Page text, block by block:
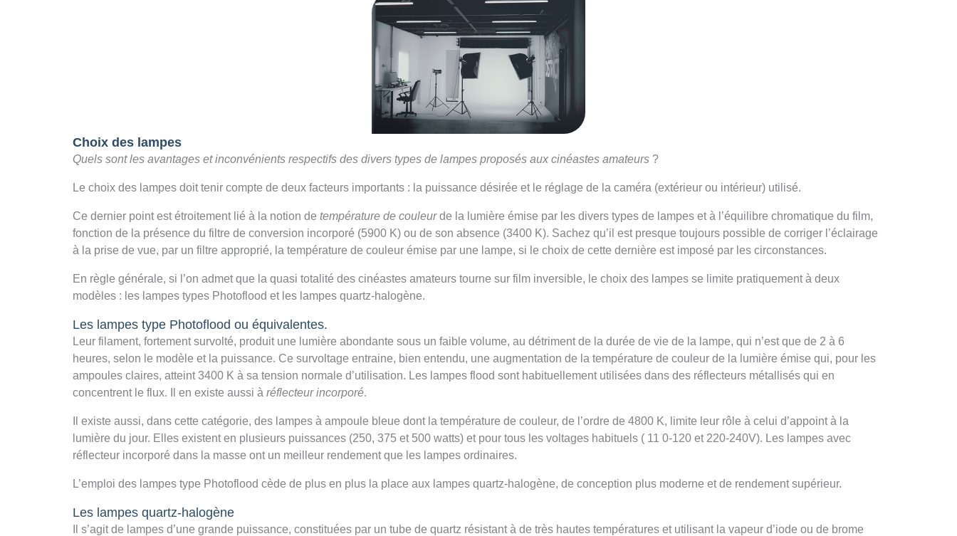
Choix des lampes
Quels sont les avantages et inconvénients respectifs des divers types de lampes proposés aux cinéastes amateurs ?
Le choix des lampes doit tenir compte de deux facteurs importants : la puissance désirée et le réglage de la caméra (extérieur ou intérieur) utilisé.
Ce dernier point est étroitement lié à la notion de température de couleurde la lumière émise par les divers types de lampes et à l’équilibre chromatique du film,
fonction de la présence du filtre de conversion incorporé (5900 K) ou de son absence (3400 K). Sachez qu’il est presque toujours possible de corriger l’éclairage
à la prise de vue, par un filtre approprié, la température de couleur émise par une lampe, si le choix de cette dernière est imposé par les circonstances.
En règle générale, si l’on admet que la quasi totalité des cinéastes amateurs tourne sur film inversible, le choix des lampes se limite pratiquement à deux
modèles : les lampes types Photoflood et les lampes quartz-halogène.
Les lampes type Photoflood ou équivalentes.
Leur filament, fortement survolté, produit une lumière abondante sous un faible volume, au détriment de la durée de vie de la lampe, qui n’est que de 2 à 6
heures, selon le modèle et la puissance. Ce survoltage entraine, bien entendu, une augmentation de la température de couleur de la lumière émise qui, pour les
ampoules claires, atteint 3400 K à sa tension normale d’utilisation. Les lampes flood sont habituellement utilisées dans des réflecteurs métallisés qui en
concentrent le flux. Il en existe aussi à réflecteur incorporé.
Il existe aussi, dans cette catégorie, des lampes à ampoule bleue dont la température de couleur, de l’ordre de 4800 K, limite leur rôle à celui d’appoint à la
lumière du jour. Elles existent en plusieurs puissances (250, 375 et 500 watts) et pour tous les voltages habituels ( 11 0-120 et 220-240V). Les lampes avec
réflecteur incorporé dans la masse ont un meilleur rendement que les lampes ordinaires.
L’emploi des lampes type Photoflood cède de plus en plus la place aux lampes quartz-halogène, de conception plus moderne et de rendement supérieur.
Les lampes quartz-halogène
Il s’agit de lampes d’une grande puissance, constituées par un tube de quartz résistant à de très hautes températures et utilisant la vapeur d’iode ou de brome